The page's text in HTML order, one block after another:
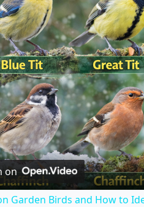
on
Garden Birds and How to